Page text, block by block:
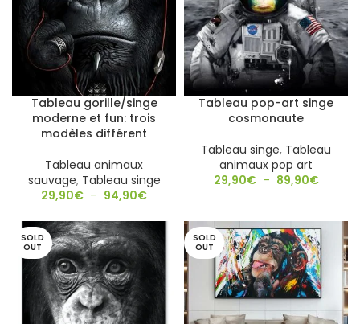
Tableau gorille/singe
moderne et fun: trois
modèles différent
Tableau animaux
sauvage, Tableau singe
29,90€ – 94,90€
Tableau pop-art singe
cosmonaute
Tableau singe, Tableau
animaux pop art
29,90€ – 89,90€
SOLD
OUT
SOLD
OUT